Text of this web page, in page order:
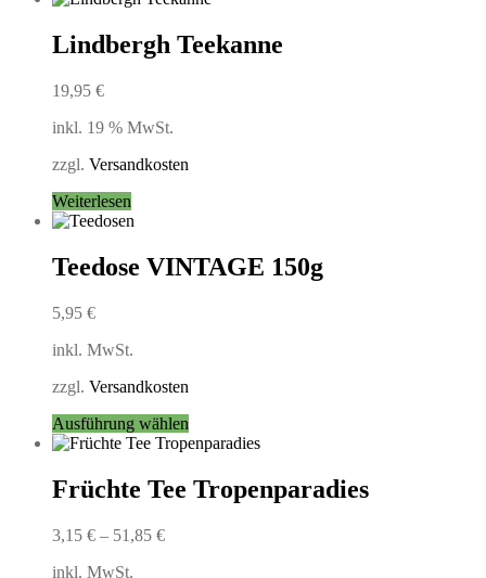
werden
mehrere
Varianten
der
Lindbergh Teekanne
19,95 €
inkl. 19 % MwSt.
zzgl. Versandkosten
Weiterlesen
Teedose VINTAGE 150g
5,95 €
inkl. MwSt.
zzgl. Versandkosten
Ausführung wählen
Produkt
mehrere
Varianten
Früchte Tee Tropenparadies
3,15 € – 51,85 €
inkl. MwSt.